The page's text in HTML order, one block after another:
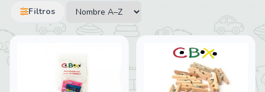
Filtros